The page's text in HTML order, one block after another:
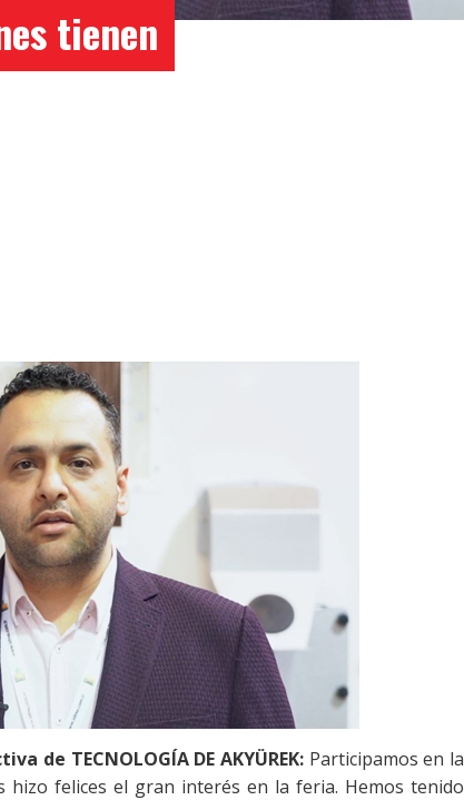
tienen
de TECNOLOGÍA DE AKYÜREK:Participamos en la
felices el gran interés en la feria. Hemos tenido